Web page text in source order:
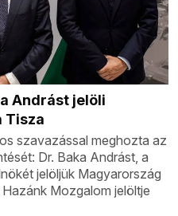
Andrást jelöli
Tisza
szavazással meghozta az
Dr. Baka Andrást, a
jelöljük Magyarország
Mozgalom jelöltje